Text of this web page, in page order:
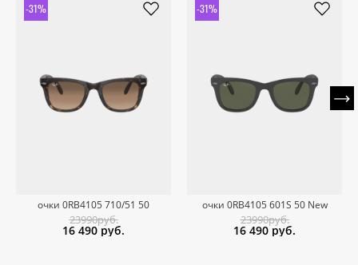
-31%
очки 0RB4105 710/51 50
23990руб.
16 490 руб.
-31%
очки 0RB4105 601S 50 New
23990руб.
16 490 руб.